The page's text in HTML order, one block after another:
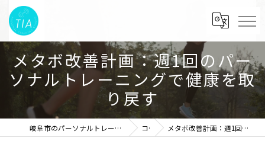
メタボ改善計画：週1回のパー
ソナルトレーニングで健康を取
り戻す
岐阜市のパーソナルトレーニングならパーソナルトレーニングスタジオTIA コラム メタボ改善計画：週1回のパーソナルトレーニングで健康を取り戻す